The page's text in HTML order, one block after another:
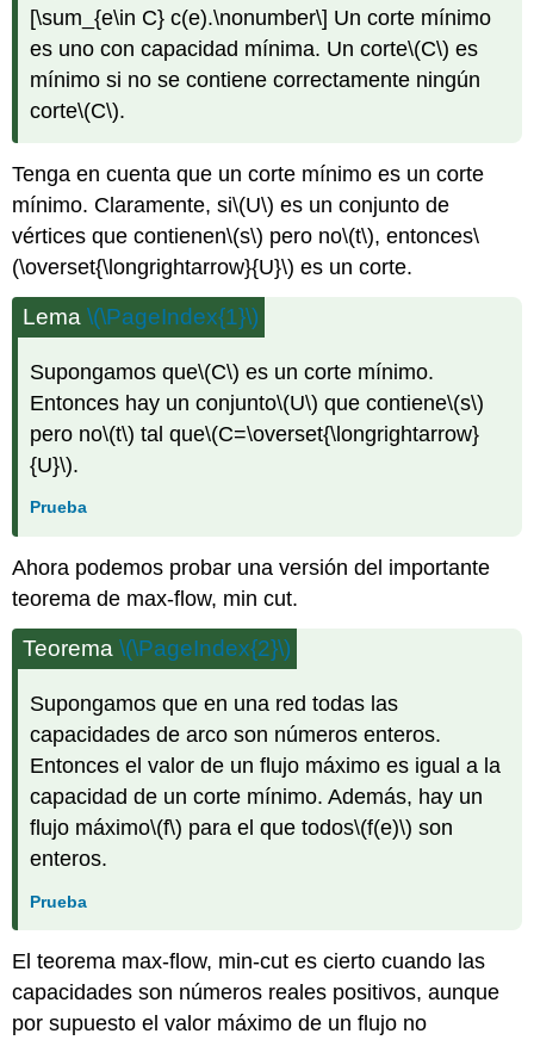
[\sum_{e\in C} c(e).\nonumber\] Un corte mínimo
es uno con capacidad mínima. Un corte\(C\) es
mínimo si no se contiene correctamente ningún
corte\(C\).
Tenga en cuenta que un corte mínimo es un corte
mínimo. Claramente, si\(U\) es un conjunto de
vértices que contienen\(s\) pero no\(t\), entonces\
(\overset{\longrightarrow}{U}\) es un corte.
Lema\(\PageIndex{1}\)
Supongamos que\(C\) es un corte mínimo.
Entonces hay un conjunto\(U\) que contiene\(s\)
pero no\(t\) tal que\(C=\overset{\longrightarrow}
{U}\).
Prueba
Ahora podemos probar una versión del importante
teorema de max-flow, min cut.
Teorema\(\PageIndex{2}\)
Supongamos que en una red todas las
capacidades de arco son números enteros.
Entonces el valor de un flujo máximo es igual a la
capacidad de un corte mínimo. Además, hay un
flujo máximo\(f\) para el que todos\(f(e)\) son
enteros.
Prueba
El teorema max-flow, min-cut es cierto cuando las
capacidades son números reales positivos, aunque
por supuesto el valor máximo de un flujo no